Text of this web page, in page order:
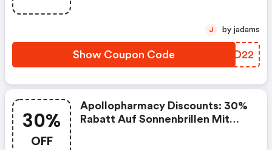
Show Coupon Code HAAD22
J by jadams
30%
OFF
Apollopharmacy Discounts: 30%
Rabatt Auf Sonnenbrillen Mit